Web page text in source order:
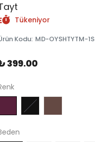
Tükeniyor
Kodu: MD-OYSHTYTM-1S
399.00